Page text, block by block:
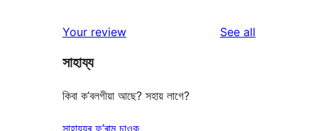
Your review See all
সাহায্য
কিবা ক’বলগীয়া আছে? সহায় লাগে?
সাহায্যৰ ফ’ৰাম চাওক